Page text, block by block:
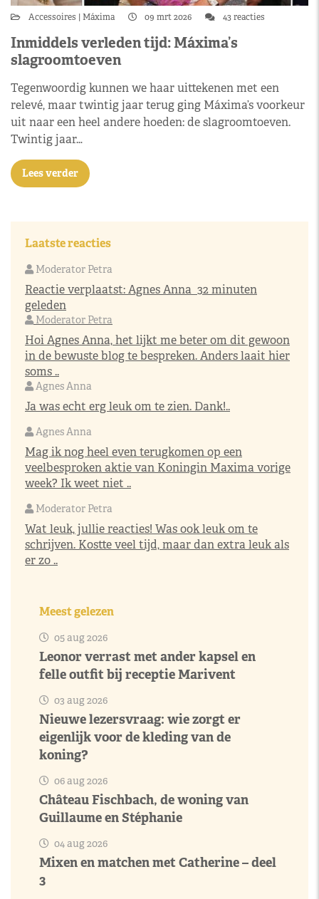
Accessoires Máxima 09 mrt 2026 43 reacties
Inmiddels verleden tijd: Máxima’s
slagroomtoeven
Tegenwoordig kunnen we haar uittekenen met een
relevé, maar twintig jaar terug ging Máxima’s voorkeur
uit naar een heel andere hoeden: de slagroomtoeven.
Twintig jaar…
Lees verder
Laatste reacties
Moderator Petra
Reactie verplaatst:Agnes Anna 32 minuten
geleden
Moderator Petra
Hoi Agnes Anna, het lijkt me beter om dit gewoon
in de bewuste blog te bespreken. Anders laait hier
soms ..
Agnes Anna
Ja was echt erg leuk om te zien. Dank!..
Agnes Anna
Mag ik nog heel even terugkomen op een
veelbesproken aktie van Koningin Maxima vorige
week? Ik weet niet ..
Moderator Petra
Wat leuk, jullie reacties! Was ook leuk om te
schrijven. Kostte veel tijd, maar dan extra leuk als
er zo ..
Meest gelezen
05 aug 2026
Leonor verrast met ander kapsel en
felle outfit bij receptie Marivent
03 aug 2026
Nieuwe lezersvraag: wie zorgt er
eigenlijk voor de kleding van de
koning?
06 aug 2026
Château Fischbach, de woning van
Guillaume en Stéphanie
04 aug 2026
Mixen en matchen met Catherine – deel
3